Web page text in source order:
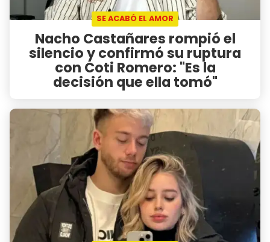
SE ACABÓ EL AMOR
Nacho Castañares rompió el
silencio y confirmó su ruptura
con Coti Romero: "Es la
decisión que ella tomó"